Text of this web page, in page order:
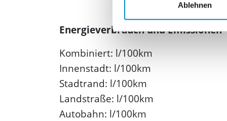
Ablehnen
Energieverbrauch und Emissionen
Kombiniert: l/100km
Innenstadt: l/100km
Stadtrand: l/100km
Landstraße: l/100km
Autobahn: l/100km